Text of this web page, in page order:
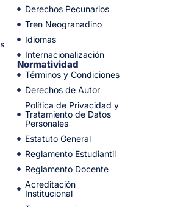
Derechos Pecunarios
Tren Neogranadino
Idiomas
Internacionalización
Normatividad
Términos y Condiciones
Derechos de Autor
Política de Privacidad y
Tratamiento de Datos
Personales
Estatuto General
Reglamento Estudiantil
Reglamento Docente
Acreditación
Institucional